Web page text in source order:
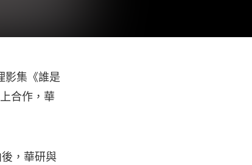
影集《誰是
合作，華
，華研與